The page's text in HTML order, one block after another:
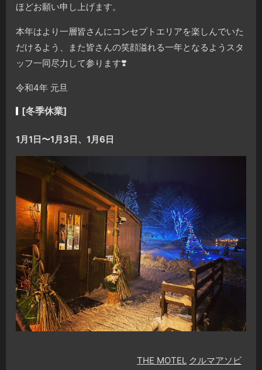
ほどお願い申し上げます。
本年はより一層皆さんにコンセプトエリアを楽しんでいた
だけるよう、また皆さんの笑顔溢れる一年となるようスタ
ッフ一同尽力して参ります❣️
令和4年 元旦
[冬季休業]
1月1日〜1月3日、1月6日
THE MOTEL クルマアソビ